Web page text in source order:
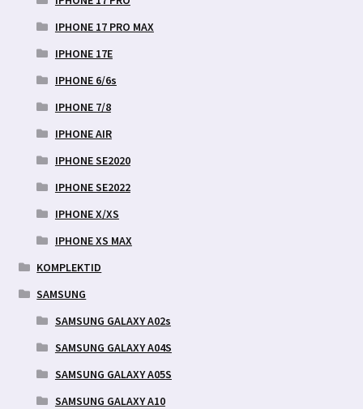
IPHONE 17 PRO MAX
IPHONE 17E
IPHONE 6/6s
IPHONE 7/8
IPHONE AIR
IPHONE SE2020
IPHONE SE2022
IPHONE X/XS
IPHONE XS MAX
KOMPLEKTID
SAMSUNG
SAMSUNG GALAXY A02s
SAMSUNG GALAXY A04S
SAMSUNG GALAXY A05S
SAMSUNG GALAXY A10